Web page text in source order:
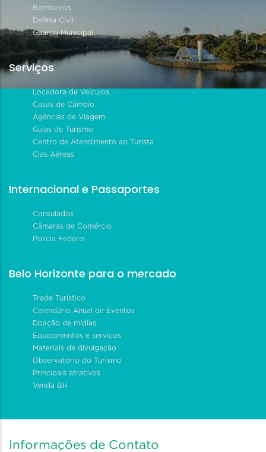
Bombeiros
Defesa Civil
Guarda Municipal
Serviços
Locadora de Veículos
Casas de Câmbio
Agências de Viagem
Guias de Turismo
Centro de Atendimento ao Turista
Cias Aéreas
Internacional e Passaportes
Consulados
Câmaras de Comércio
Polícia Federal
Belo Horizonte para o mercado
Trade Turístico
Calendário Anual de Eventos
Doação de mídias
Equipamentos e serviços
Materiais de divulgação
Observatório do Turismo
Principais atrativos
Venda BH
Informações de Contato